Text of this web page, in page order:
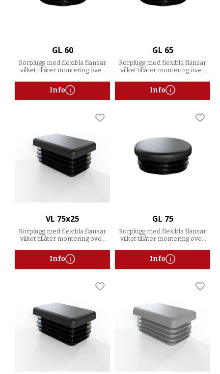
GL 60
Rörplugg med flexibla flänsar
vilket tillåter montering över
Info
GL 65
Rörplugg med flexibla flänsar
vilket tillåter montering över
Info
VL 75x25
Rörplugg med flexibla flänsar
vilket tillåter montering över
Lägg till i favoriter
Info
GL 75
Rörplugg med flexibla flänsar
vilket tillåter montering över
Info
Lägg till i favoriter